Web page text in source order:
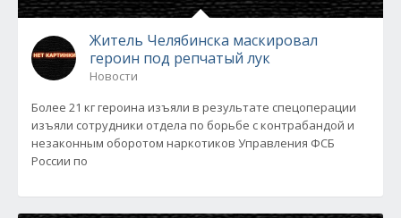
Житель Челябинска маскировал
героин под репчатый лук
Новости
Более 21 кг героина изъяли в результате спецоперации
изъяли сотрудники отдела по борьбе с контрабандой и
незаконным оборотом наркотиков Управления ФСБ
России по